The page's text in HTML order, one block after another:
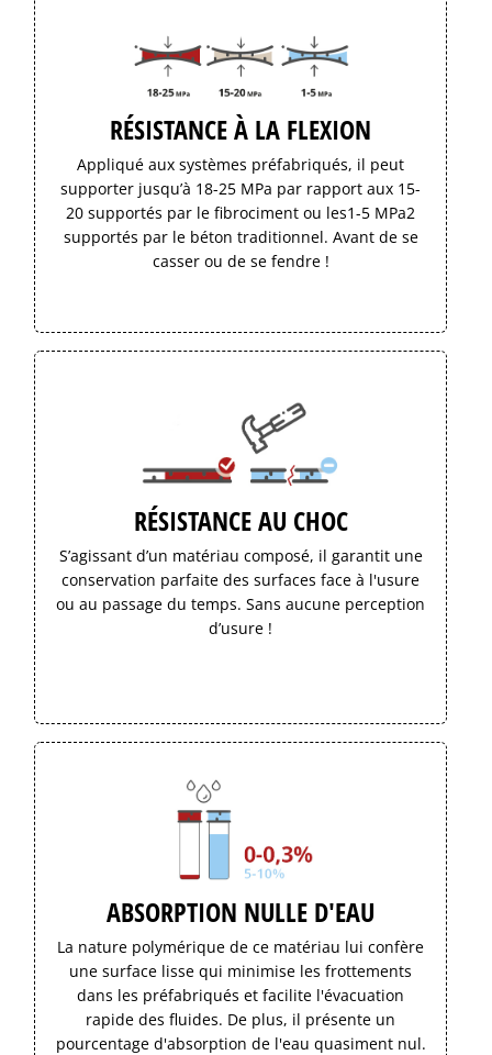
RÉSISTANCE À LA FLEXION
Appliqué aux systèmes préfabriqués, il peut
supporter jusqu’à 18-25 MPa par rapport aux 15-
20 supportés par le fibrociment ou les1-5 MPa2
supportés par le béton traditionnel. Avant de se
casser ou de se fendre !
RÉSISTANCE AU CHOC
S’agissant d’un matériau composé, il garantit une
conservation parfaite des surfaces face à l'usure
ou au passage du temps. Sans aucune perception
d’usure !
ABSORPTION NULLE D'EAU
La nature polymérique de ce matériau lui confère
une surface lisse qui minimise les frottements
dans les préfabriqués et facilite l'évacuation
rapide des fluides. De plus, il présente un
pourcentage d'absorption de l'eau quasiment nul.